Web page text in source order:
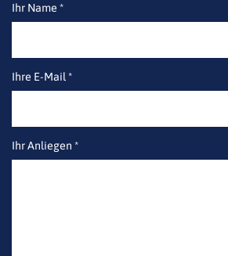
Ihr Name *
Ihre E-Mail *
Ihr Anliegen *